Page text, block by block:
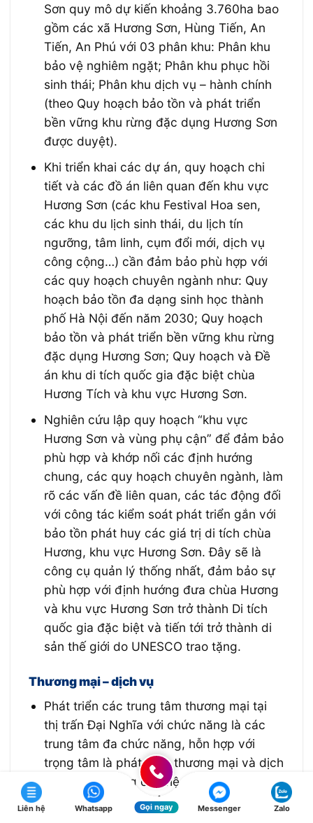
Sơn quy mô dự kiến khoảng 3.760ha bao
gồm các xã Hương Sơn, Hùng Tiến, An
Tiến, An Phú với 03 phân khu: Phân khu
bảo vệ nghiêm ngặt; Phân khu phục hồi
sinh thái; Phân khu dịch vụ – hành chính
(theo Quy hoạch bảo tồn và phát triển
bền vững khu rừng đặc dụng Hương Sơn
được duyệt).
Khi triển khai các dự án, quy hoạch chi
tiết và các đồ án liên quan đến khu vực
Hương Sơn (các khu Festival Hoa sen,
các khu du lịch sinh thái, du lịch tín
ngưỡng, tâm linh, cụm đổi mới, dịch vụ
công cộng…) cần đảm bảo phù hợp với
các quy hoạch chuyên ngành như: Quy
hoạch bảo tồn đa dạng sinh học thành
phố Hà Nội đến năm 2030; Quy hoạch
bảo tồn và phát triển bền vững khu rừng
đặc dụng Hương Sơn; Quy hoạch và Đề
án khu di tích quốc gia đặc biệt chùa
Hương Tích và khu vực Hương Sơn.
Nghiên cứu lập quy hoạch “khu vực
Hương Sơn và vùng phụ cận” để đảm bảo
phù hợp và khớp nối các định hướng
chung, các quy hoạch chuyên ngành, làm
rõ các vấn đề liên quan, các tác động đối
với công tác kiểm soát phát triển gắn với
bảo tồn phát huy các giá trị di tích chùa
Hương, khu vực Hương Sơn. Đây sẽ là
công cụ quản lý thống nhất, đảm bảo sự
phù hợp với định hướng đưa chùa Hương
và khu vực Hương Sơn trở thành Di tích
quốc gia đặc biệt và tiến tới trở thành di
sản thế giới do UNESCO trao tặng.
Thương mại – dịch vụ
Phát triển các trung tâm thương mại tại
thị trấn Đại Nghĩa với chức năng là các
trung tâm đa chức năng, hỗn hợp với
trọng tâm là phát triển thương mại và dịch
vụ du lịch. Nâng cấp hệ thống chợ nông
thôn, cải tạo hoặc xây mới các chợ nông
Liên hệ Whatsapp Gọi ngay Messenger Zalo